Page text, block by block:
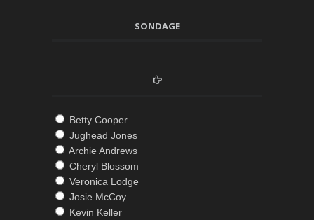
SONDAGE
Betty Cooper
Jughead Jones
Archie Andrews
Cheryl Blossom
Veronica Lodge
Josie McCoy
Kevin Keller